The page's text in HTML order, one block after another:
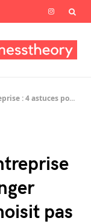
I
s
a
a
Cantine / Resto d’entreprise : 4 astuces pour manger healthy quand on choisit pas le menu
pas